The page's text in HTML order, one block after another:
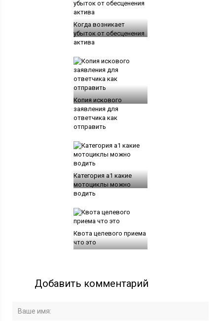
Когда возникает
убыток от обесценения
актива
Копия искового
заявления для
ответчика как
отправить
Категория а1 какие
мотоциклы можно
водить
Квота целевого приема
что это
Добавить комментарий